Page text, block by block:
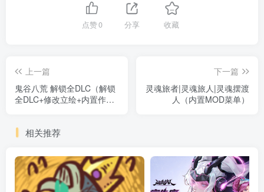
点赞0 分享 收藏
上一篇
鬼谷八荒 解锁全DLC（解锁
全DLC+修改立绘+内置作弊
下一篇
灵魂旅者|灵魂旅人|灵魂摆渡
人（内置MOD菜单）
相关推荐